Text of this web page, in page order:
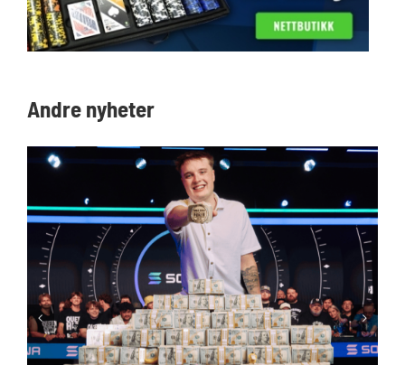
Andre nyheter